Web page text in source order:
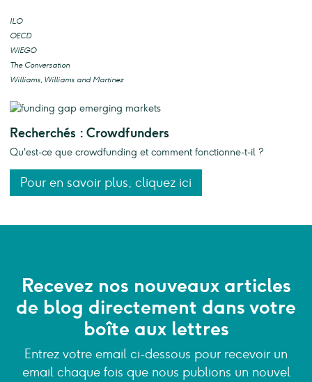
ILO
OECD
WIEGO
The Conversation
Williams, Williams and Martinez
Recherchés : Crowdfunders
Qu'est-ce que crowdfunding et comment fonctionne-t-il ?
Pour en savoir plus, cliquez ici
Recevez nos nouveaux articles
de blog directement dans votre
boîte aux lettres
Entrez votre email ci-dessous pour recevoir un
email chaque fois que nous publions un nouvel